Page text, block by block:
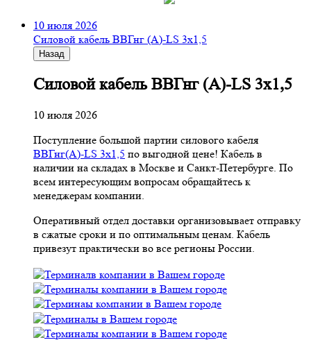
10 июля 2026
Cиловой кабель ВВГнг (A)-LS 3х1,5
Назад
Cиловой кабель ВВГнг (A)-LS 3х1,5
10 июля 2026
Поступление большой партии силового кабеля
ВВГнг(A)-LS 3х1,5 по выгодной цене! Кабель в
наличии на складах в Москве и Санкт-Петербурге. По
всем интересующим вопросам обращайтесь к
менеджерам компании.
Оперативный отдел доставки организовывает отправку
в сжатые сроки и по оптимальным ценам. Кабель
привезут практически во все регионы России.